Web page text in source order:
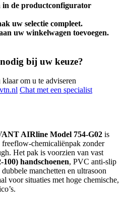
in de productconfigurator
uw selectie compleet.
uw winkelwagen toevoegen.
bij uw keuze?
om u te adviseren
Chat met een specialist
AIRline Model 754-G02 is
freeflow-chemicaliënpak zonder
Het pak is voorzien van vast
handschoenen, PVC anti-slip
manchetten en ultrasoon
voor situaties met hoge chemische,